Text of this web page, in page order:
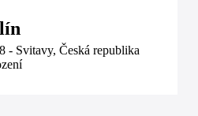
- Svitavy, Česká republika